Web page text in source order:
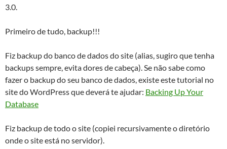
3.0.
Primeiro de tudo, backup!!!
Fiz backup do banco de dados do site (alias, sugiro que tenha
backups sempre, evita dores de cabeça). Se não sabe como
fazer o backup do seu banco de dados, existe este tutorial no
site do WordPress que deverá te ajudar: Backing Up Your
Database
Fiz backup de todo o site (copiei recursivamente o diretório
onde o site está no servidor).